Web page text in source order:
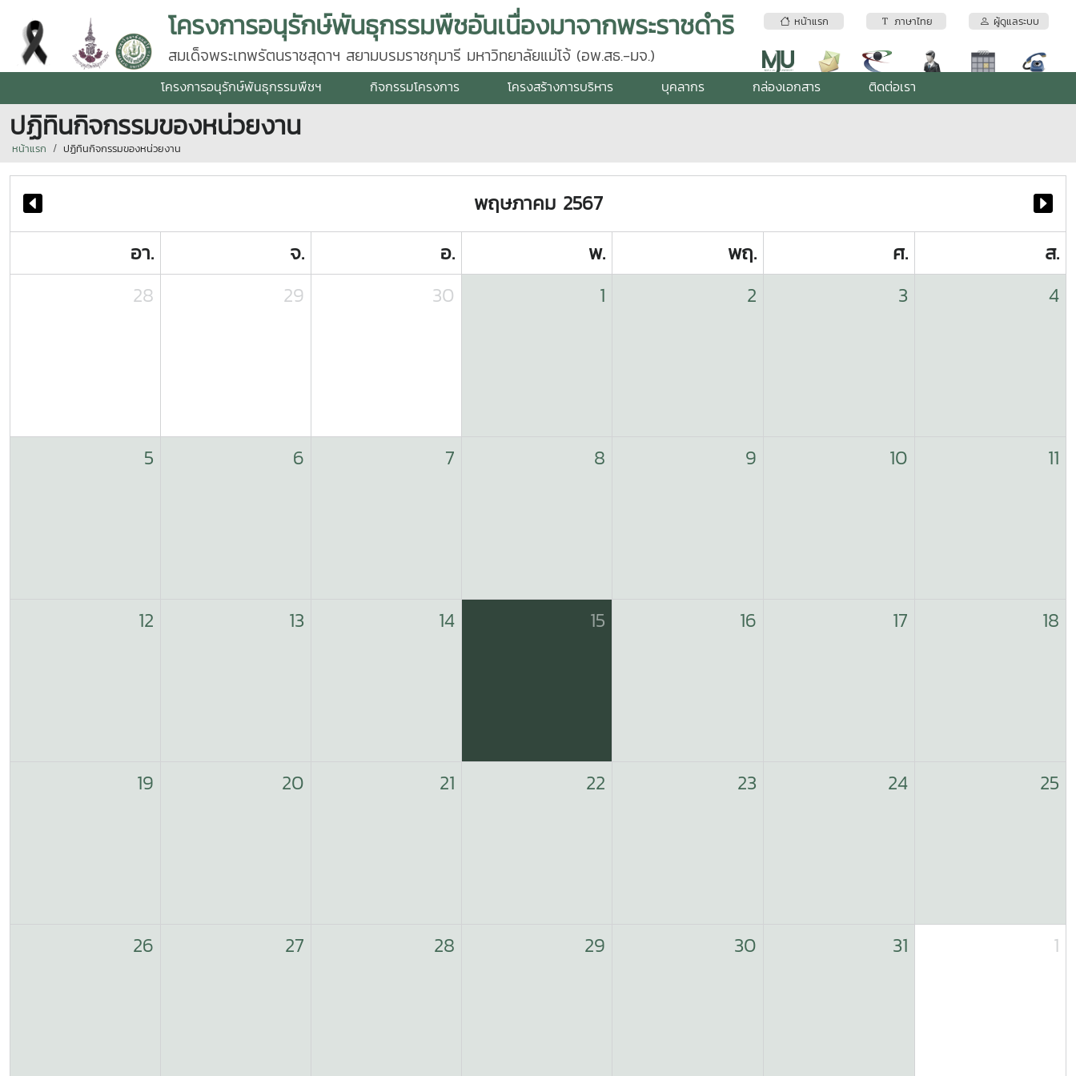
หน้าแรก ภาษาไทย ผู้ดูแลระบบ
โครงการอนุรักษ์พันธุกรรมพืชอันเนื่องมาจากพระราชดำริ
สมเด็จพระเทพรัตนราชสุดาฯ สยามบรมราชกุมารี มหาวิทยาลัยแม่โจ้ (อพ.สธ.-มจ.)
โครงการอนุรักษ์พันธุกรรมพืชฯ กิจกรรมโครงการ โครงสร้างการบริหาร บุคลากร กล่องเอกสาร ติดต่อเรา
ปฏิทินกิจกรรมของหน่วยงาน
หน้าแรก ปฏิทินกิจกรรมของหน่วยงาน
พฤษภาคม 2567
อา.
จ. อ. พ. พฤ. ศ.
ส.
28
29 30 1 2 3 4
5 6 7 8 9 10 11
12 13 14 15 16 17 18
19 20 21 22 23 24 25
26 27 28 29 30 31 1